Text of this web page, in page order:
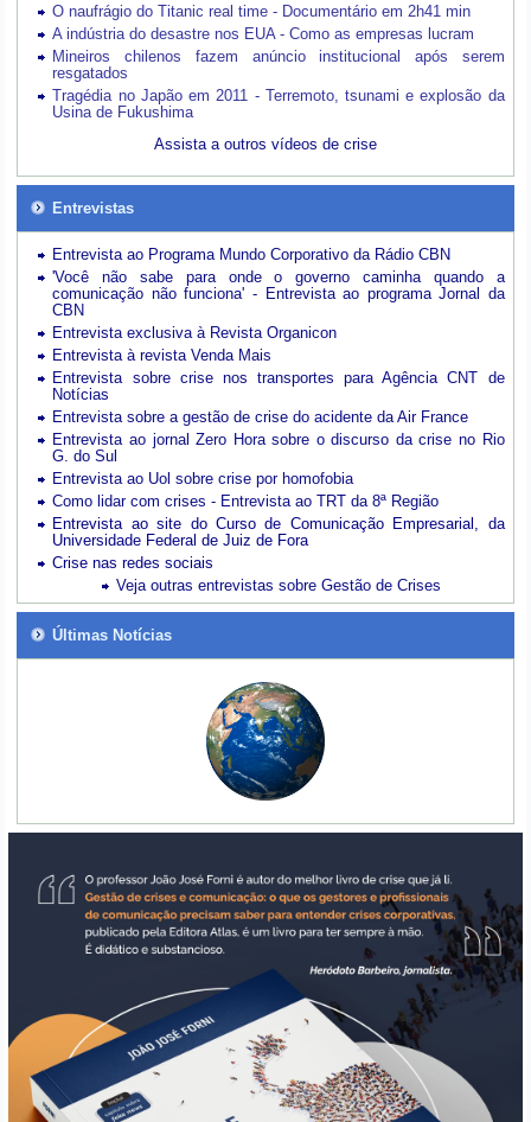
O naufrágio do Titanic real time - Documentário em 2h41 min
A indústria do desastre nos EUA - Como as empresas lucram
Mineiros chilenos fazem anúncio institucional após serem
resgatados
Tragédia no Japão em 2011 - Terremoto, tsunami e explosão da
Usina de Fukushima
Assista a outros vídeos de crise
Entrevistas
Entrevista ao Programa Mundo Corporativo da Rádio CBN
'Você não sabe para onde o governo caminha quando a
comunicação não funciona' - Entrevista ao programa Jornal da
CBN
Entrevista exclusiva à Revista Organicon
Entrevista à revista Venda Mais
Entrevista sobre crise nos transportes para Agência CNT de
Notícias
Entrevista sobre a gestão de crise do acidente da Air France
Entrevista ao jornal Zero Hora sobre o discurso da crise no Rio
G. do Sul
Entrevista ao Uol sobre crise por homofobia
Como lidar com crises - Entrevista ao TRT da 8ª Região
Entrevista ao site do Curso de Comunicação Empresarial, da
Universidade Federal de Juiz de Fora
Crise nas redes sociais
Veja outras entrevistas sobre Gestão de Crises
Últimas Notícias